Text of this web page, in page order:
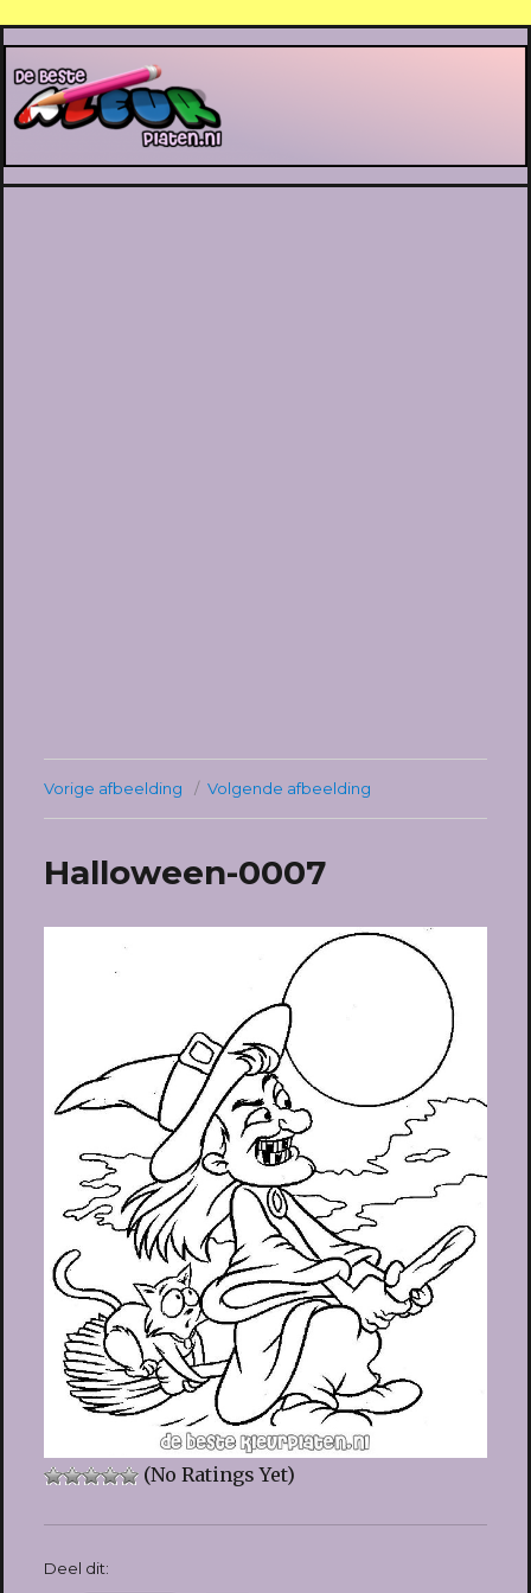
De Beste Kleurplaten
Vorige afbeelding Volgende afbeelding
Halloween-0007
(No Ratings Yet)
Deel dit: